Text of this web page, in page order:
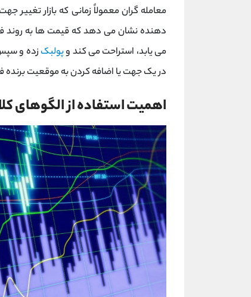
معامله گران معمولاً زمانی که بازار تغییر
دهنده نشان می دهد که قیمت ها به روند
می یابد، استراحت می کند وپولبک زده و سپس
در یک جهت یا اضافه کردن به موقعیت
اهمیت استفاده از الگوهای